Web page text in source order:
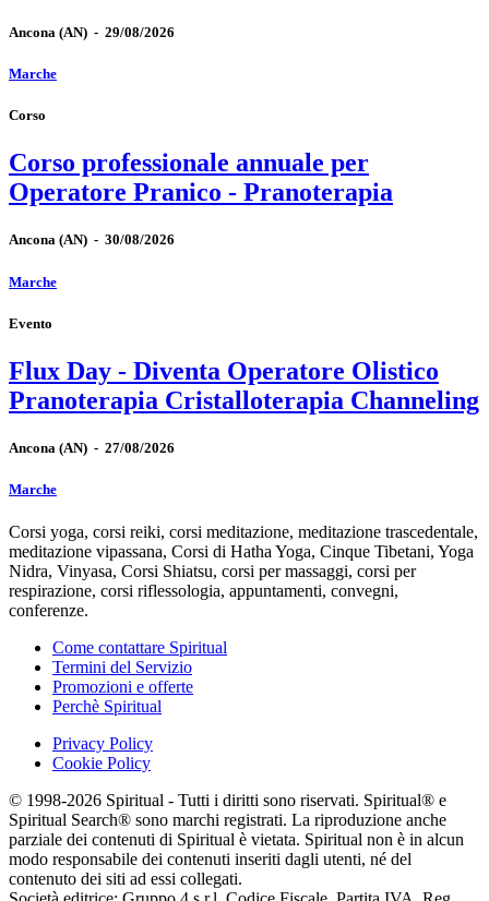
Ancona (AN) - 29/08/2026
Marche
Corso
Corso professionale annuale per
Operatore Pranico - Pranoterapia
Ancona (AN) - 30/08/2026
Marche
Evento
Flux Day - Diventa Operatore Olistico
Pranoterapia Cristalloterapia Channeling
Ancona (AN) - 27/08/2026
Marche
Corsi yoga, corsi reiki, corsi meditazione, meditazione trascedentale,
meditazione vipassana, Corsi di Hatha Yoga, Cinque Tibetani, Yoga
Nidra, Vinyasa, Corsi Shiatsu, corsi per massaggi, corsi per
respirazione, corsi riflessologia, appuntamenti, convegni,
conferenze.
Come contattare Spiritual
Termini del Servizio
Promozioni e offerte
Perchè Spiritual
Privacy Policy
Cookie Policy
© 1998-2026 Spiritual - Tutti i diritti sono riservati. Spiritual® e
Spiritual Search® sono marchi registrati. La riproduzione anche
parziale dei contenuti di Spiritual è vietata. Spiritual non è in alcun
modo responsabile dei contenuti inseriti dagli utenti, né del
contenuto dei siti ad essi collegati.